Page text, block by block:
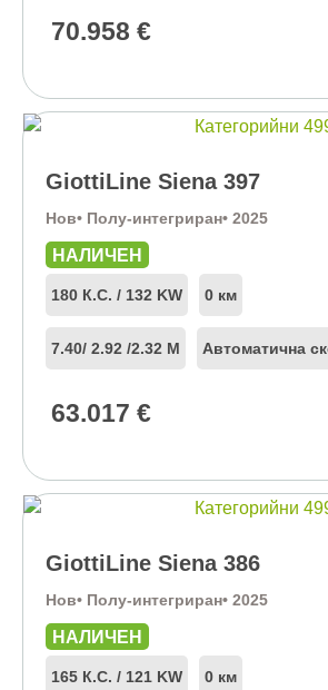
70.958 €
GiottiLine Siena 397
Нов• Полу-интегриран• 2025
НАЛИЧЕН
180 К.С. / 132 KW 0 км
7.40/ 2.92 /2.32 М Автоматична
63.017 €
GiottiLine Siena 386
Нов• Полу-интегриран• 2025
НАЛИЧЕН
165 К.С. / 121 KW 0 км